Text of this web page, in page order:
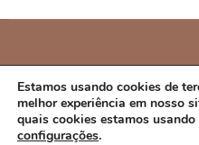
PREFEITURA
DE LOURDES/BA
Estamos usando cookies de
melhor experiência em nosso
quais cookies estamos
configurações.